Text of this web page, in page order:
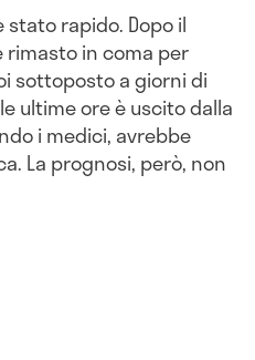
stato rapido. Dopo il
in coma per
sottoposto a giorni di
ultime ore è uscito dalla
i medici, avrebbe
La prognosi, però, non